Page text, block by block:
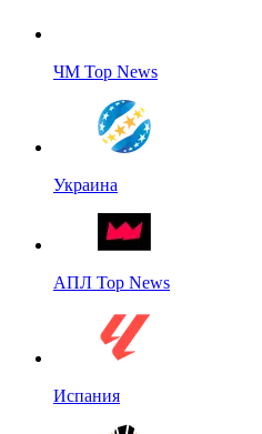
ЧМ Top News
Украина
АПЛ Top News
Испания